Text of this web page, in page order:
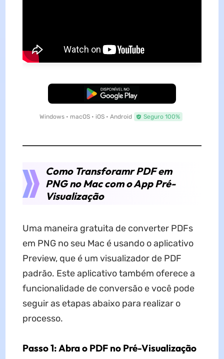
Baixar Grátis
Windows • macOS • iOS • Android Seguro 100%
Como Transforamr PDF em
PNG no Mac com o App Pré-
Visualização
Uma maneira gratuita de converter PDFs
em PNG no seu Mac é usando o aplicativo
Preview, que é um visualizador de PDF
padrão. Este aplicativo também oferece a
funcionalidade de conversão e você pode
seguir as etapas abaixo para realizar o
processo.
Passo 1: Abra o PDF no Pré-Visualização